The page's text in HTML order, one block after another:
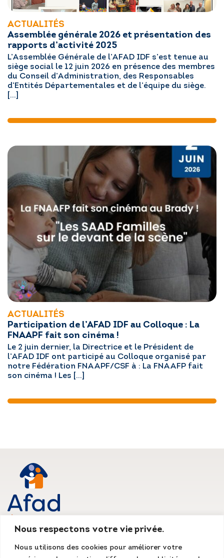
Nous respectons votre vie privée.
Nous utilisons des cookies pour améliorer votre
ACTUALITÉS
Assemblée générale 2026 et présentation des
rapports d’activité 2025
L’Assemblée Générale de l’AFAD IDF s’est tenue au
siège social le 12 juin 2026 en présence des membres
du Conseil d’Administration, des Responsables
d’Entités Départementales et de l’équipe du siège.
[…]
ACTUALITÉS
Participation de l’AFAD IDF au Colloque : La
FNAAPF fait son cinéma !
Le 2 juin dernier, la Directrice et le Président de
l’AFAD IDF ont participé au Colloque organisé par
notre Fédération FNAAPF/CSF à : La FNAAFP fait
son cinéma ! Les […]
AFAD IDF
Siège social